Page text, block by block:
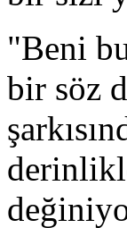
"Beni
bir söz